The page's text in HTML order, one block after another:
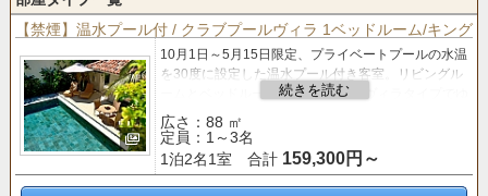
【禁煙】温水プール付 / クラブプールヴィラ 1ベッドルーム/キング
10月1日～5月15日限定、 プライベートプールの水温
を30度に設定した温水プール付き客室。
リビングル
ームとベッドルームを2棟に分けたヴィラタイプでゆ
ったりとお過ごしいただけます。
【クラブサービス
■「バー＆ラウンジ」 利用■
○ティータイム（14:00～16:00）
広さ：88 ㎡
定員：1～3名
1泊2名1室 合計 159,300円～